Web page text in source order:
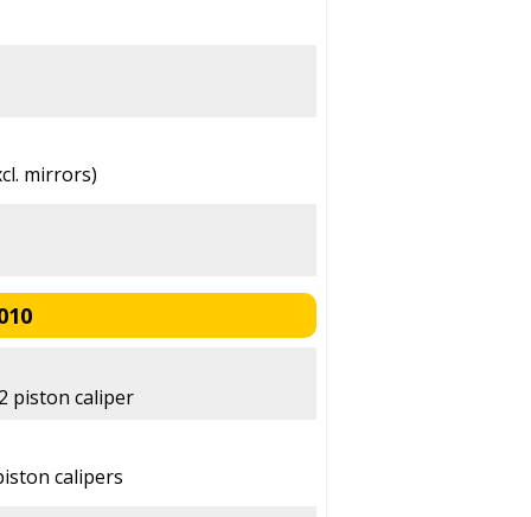
mirrors)
piston caliper
calipers